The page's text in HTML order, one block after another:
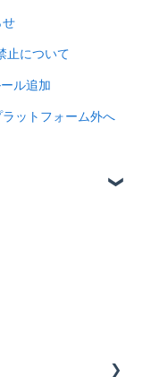
止について
ル追加
ットフォーム外へ